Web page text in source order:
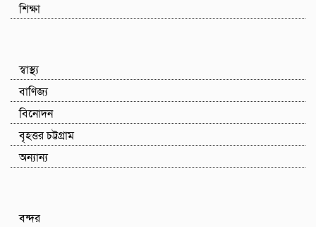
শিক্ষা
স্বাস্থ্য
বাণিজ্য
বিনোদন
বৃহত্তর চট্টগ্রাম
অন্যান্য
বন্দর